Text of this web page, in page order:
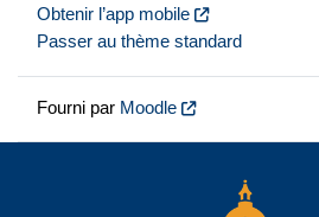
Obtenir l’app mobile
Passer au thème standard
Fourni par Moodle